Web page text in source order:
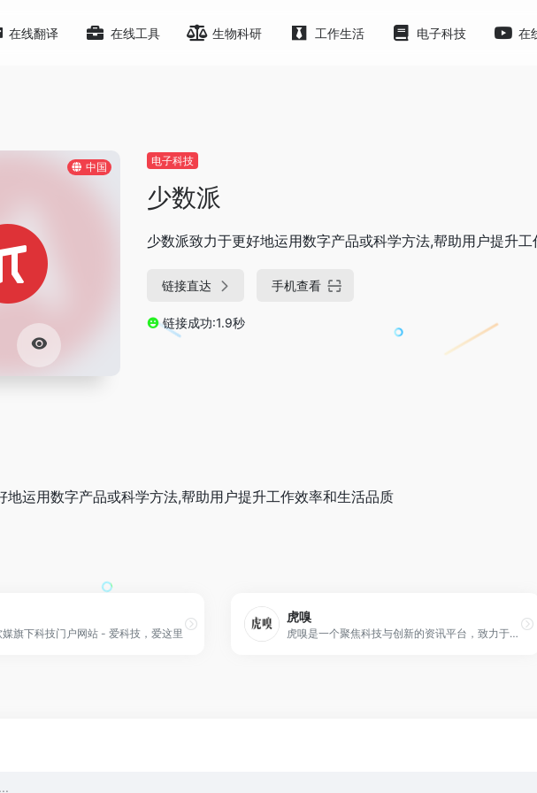
在线翻译 在线工具 生物科研 工作生活 电子科技 在
中国 电子科技
少数派
少数派致力于更好地运用数字产品或科学方法,帮助用户提升
链接直达 手机查看
链接成功:1.9秒
地运用数字产品或科学方法,帮助用户提升工作效率和生活品质
旗下科技门户网站 - 爱科技，爱这里
虎嗅
虎嗅是一个聚焦科技与创新的资讯平台，致力于为一切热爱思考与发现的用户，提供有效率的信息服务